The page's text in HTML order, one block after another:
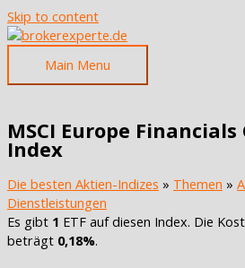
Skip to content
Main Menu
MSCI Europe Financials
Index
Die besten Aktien-Indizes » Themen »
Dienstleistungen
Es gibt 1 ETF auf diesen Index. Die
beträgt 0,18%.